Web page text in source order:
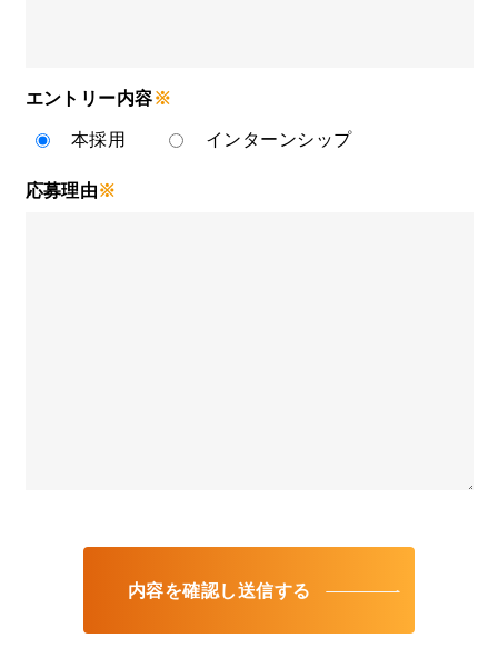
エントリー内容※
本採用 インターンシップ
応募理由※
内容を確認し送信する